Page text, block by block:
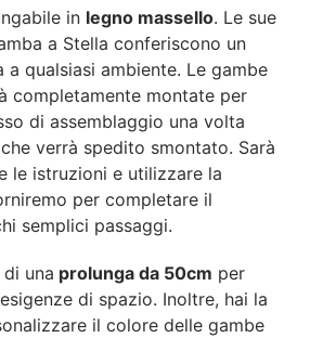
in legno massello. Le sue
a Stella conferiscono un
qualsiasi ambiente. Le gambe
completamente montate per
di assemblaggio una volta
verrà spedito smontato. Sarà
le istruzioni e utilizzare la
per completare il
semplici passaggi.
una prolunga da 50cm per
di spazio. Inoltre, hai la
il colore delle gambe